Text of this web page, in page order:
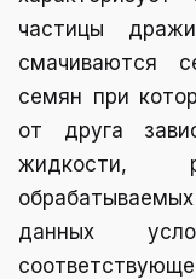
частицы
смачиваются
семян при
от друга
жидкости,
данных